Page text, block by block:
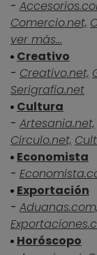
-
Comercio.net,
ver más...
Creativo
- Creativo.net,
Serigrafia.net
Cultura
- Artesania.net,
Circulo.net,
Economista
-
Exportación
- Aduanas.com,
Horóscopo